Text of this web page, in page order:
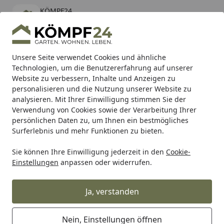
Unsere Seite verwendet Cookies und ähnliche
Technologien, um die Benutzererfahrung auf unserer
Website zu verbessern, Inhalte und Anzeigen zu
personalisieren und die Nutzung unserer Website zu
analysieren. Mit Ihrer Einwilligung stimmen Sie der
Verwendung von Cookies sowie der Verarbeitung Ihrer
persönlichen Daten zu, um Ihnen ein bestmögliches
Surferlebnis und mehr Funktionen zu bieten.
Sie können Ihre Einwilligung jederzeit in den Cookie-
Einstellungen anpassen oder widerrufen.
Ja, verstanden
Nein, Einstellungen öffnen
KÖMPF24
kostenlos - Im App Store
Hotline
Alle Produkte
Mein Konto
Suchen
Karibu Pools inkl. gratis Sandfilteranlage & Pool-
Starterset (Gesamtwert bis 468,99€)
Startseite
Auto & Zweirad Motorradzubehör & Werkzeuge
Supersprox Stahl-Kettenrad 530 45Z